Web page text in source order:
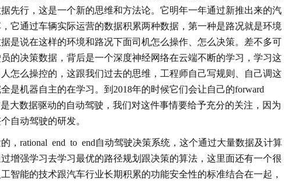
先行，这是一个新的思维和方法论。它明年一年通过新推出来的汽
它通过车辆实际运营的数据积累两种数据，第一种是路况就是环境
是说在这样的环境和路况下面司机怎么操作、怎么决策。差不多可
的决策数据，背后是一个深度神经网络在云端不断的学习，学习这
怎么操控的，这跟我们过去的思维，工程师自己写规则、自己调这
是机器自主的在学习。到2018年的时候它们会让自己的forward
是大数据驱动的自动驾驶，我们对这件事情要给予充分的关注，因为
自动驾驶的研发。
，rational end to end自动驾驶决策系统，这个通过大量数据及计算
增强学习去学习最优的路径规划跟决策的算法，这里面还有一个很
智能的技术跟汽车行业长期积累的功能安全性的标准结合在一起，